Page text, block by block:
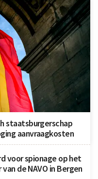
staatsburgerschap
aanvraagkosten
voor spionage op het
de NAVO in Bergen